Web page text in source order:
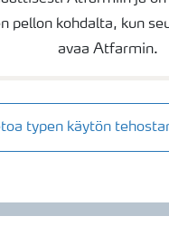
pellon kohdalta, kun
avaa Atfarmin.
typen käytön